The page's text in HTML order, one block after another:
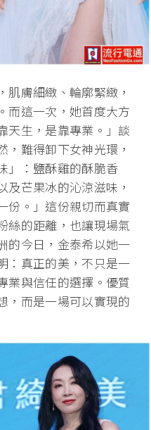
肌膚細緻、輪廓緊緻，
而這一次，她首度大方
天生，是靠專業。」談
，難得卸下女神光環，
」：鹽酥雞的酥脆香
及芒果冰的沁涼滋味，
份。」這份親切而真實
絲的距離，也讓現場氣
的今日，金泰希以她一
：真正的美，不只是一
業與信任的選擇。優質
，而是一場可以實現的